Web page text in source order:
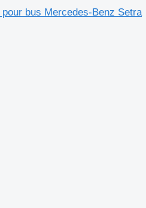
bus Mercedes-Benz Setra